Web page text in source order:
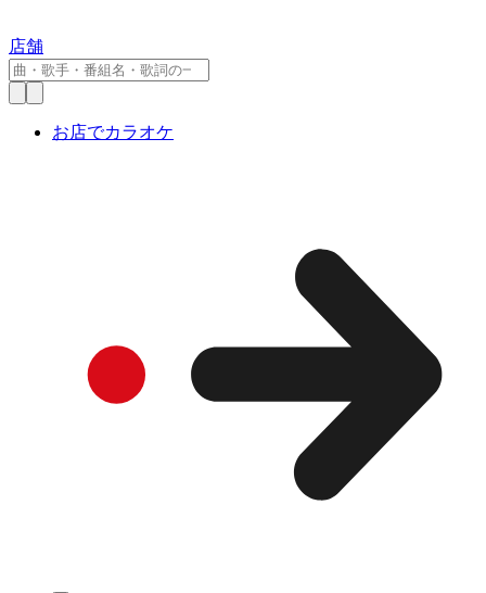
店舗
お店でカラオケ